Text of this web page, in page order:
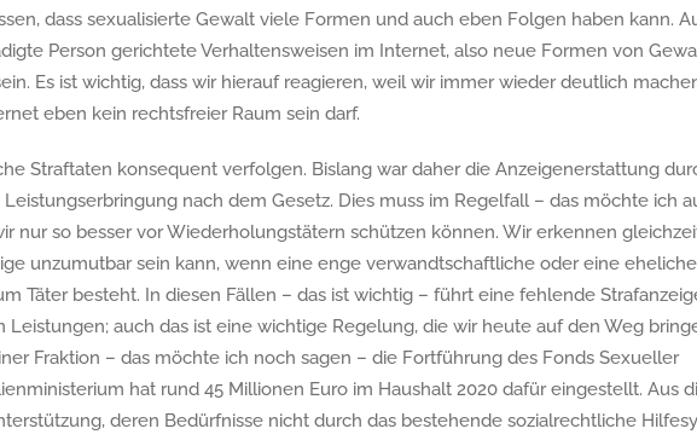
dass sexualisierte Gewalt viele Formen und auch eben Folgen haben kann.
Person gerichtete Verhaltensweisen im Internet, also neue Formen von
Es ist wichtig, dass wir hierauf reagieren, weil wir immer wieder deutlich
eben kein rechtsfreier Raum sein darf.
Straftaten konsequent verfolgen. Bislang war daher die Anzeigenerstattung
nach dem Gesetz. Dies muss im Regelfall – das möchte ich
nur so besser vor Wiederholungstätern schützen können. Wir erkennen
unzumutbar sein kann, wenn eine enge verwandtschaftliche oder eine eheliche
Täter besteht. In diesen Fällen – das ist wichtig – führt eine fehlende
Leistungen; auch das ist eine wichtige Regelung, die wir heute auf den Weg
Fraktion – das möchte ich noch sagen – die Fortführung des Fonds Sexueller
hat rund 45 Millionen Euro im Haushalt 2020 dafür eingestellt. Aus
deren Bedürfnisse nicht durch das bestehende sozialrechtliche